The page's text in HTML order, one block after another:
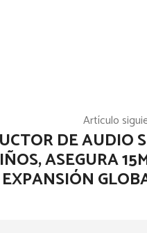
Artículo
DE AUDIO
ASEGURA